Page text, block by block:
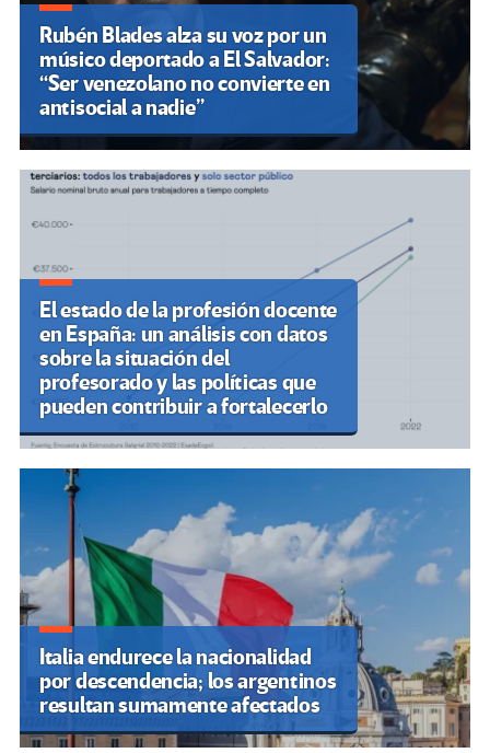
Rubén Blades alza su voz por un
músico deportado a El Salvador:
“Ser venezolano no convierte en
antisocial a nadie”
El estado de la profesión docente
en España: un análisis con datos
sobre la situación del
profesorado y las políticas que
pueden contribuir a fortalecerlo
Italia endurece la nacionalidad
por descendencia; los argentinos
resultan sumamente afectados